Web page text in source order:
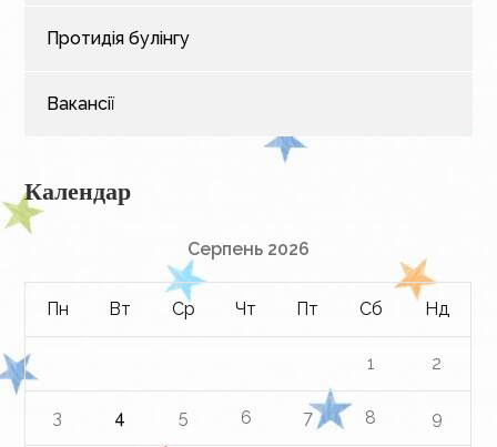
Протидія булінгу
Вакансії
Календар
Серпень 2026
Пн Вт Ср Чт Пт Сб Нд
1 2
3 4 5 6 7 8 9